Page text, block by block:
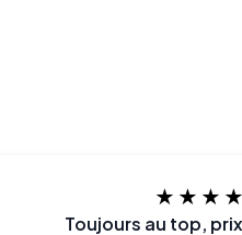
Toujours au top,